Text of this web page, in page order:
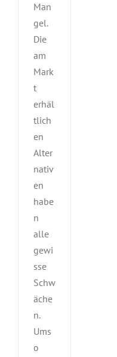
Man
gel.
Die
am
Mark
t
erhäl
tlich
en
Alter
nativ
en
habe
n
alle
gewi
sse
Schw
äche
n.
Ums
o